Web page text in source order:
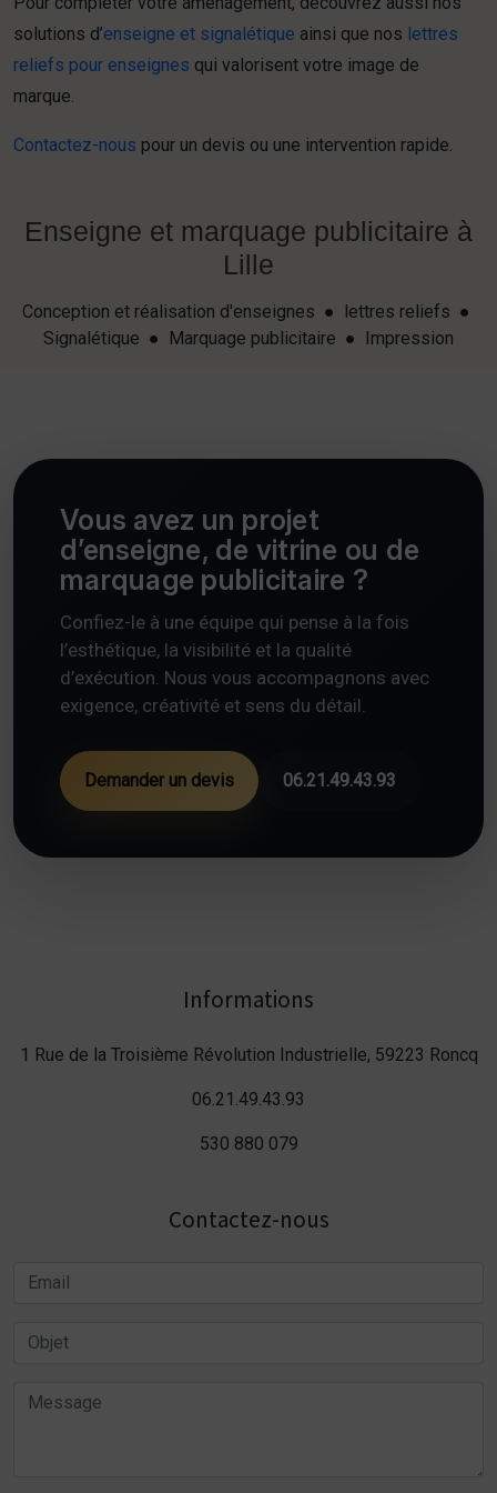
solutions d’enseigne et signalétique ainsi que nos lettres
reliefs pour enseignes qui valorisent votre image de
marque.
Contactez-nous pour un devis ou une intervention rapide.
Enseigne et marquage publicitaire à
Lille
Conception et réalisation d'enseignes ● lettres reliefs ●
Signalétique ● Marquage publicitaire ● Impression
Vous avez un projet
d’enseigne, de vitrine ou de
marquage publicitaire ?
Confiez-le à une équipe qui pense à la fois
l’esthétique, la visibilité et la qualité
d’exécution. Nous vous accompagnons avec
exigence, créativité et sens du détail.
Demander un devis 06.21.49.43.93
Informations
1 Rue de la Troisième Révolution Industrielle, 59223 Roncq
06.21.49.43.93
530 880 079
Contactez-nous